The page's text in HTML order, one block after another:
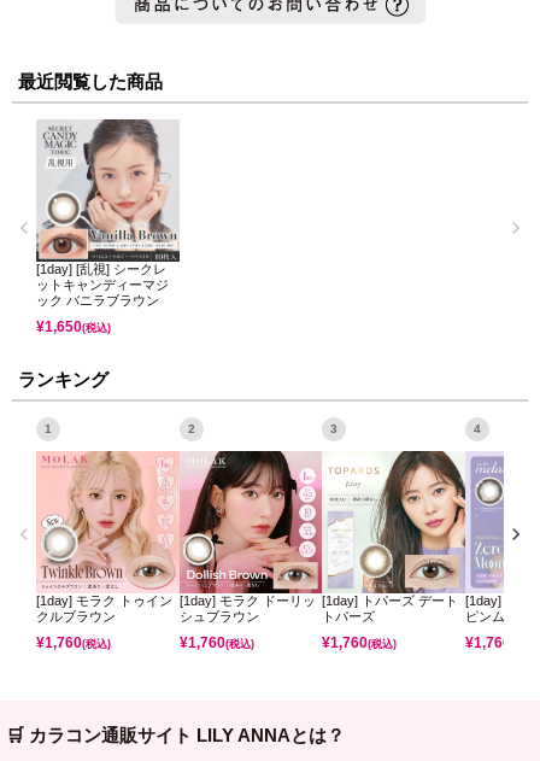
最近閲覧した商品
[1day] [乱視] シークレ
ットキャンディーマジ
ック バニラブラウン
¥1,650(税込)
ランキング
1
[1day] モラク トゥイン
クルブラウン
¥1,760(税込)
2
[1day] モラク ドーリッ
シュブラウン
¥1,760(税込)
3
[1day] トパーズ デート
トパーズ
¥1,760(税込)
4
[1day] ミレ
ピンムーン
¥1,760
🛒 カラコン通販サイト LILY ANNAとは？